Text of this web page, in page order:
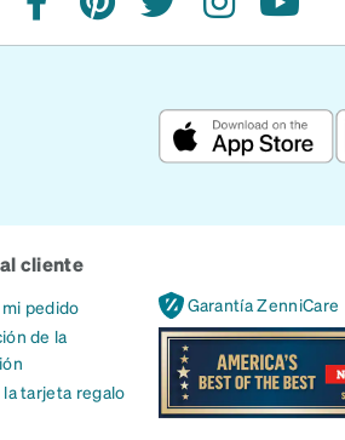
FacebookPinterestTwitterInstagramYouTube
cliente
pedido
de la
la tarjeta regalo
Garantía ZenniCare